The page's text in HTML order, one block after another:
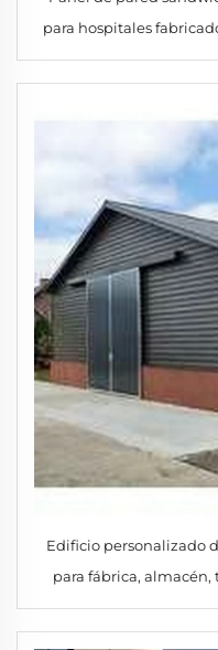
para hospitales
Edificio personalizado
para fábrica,